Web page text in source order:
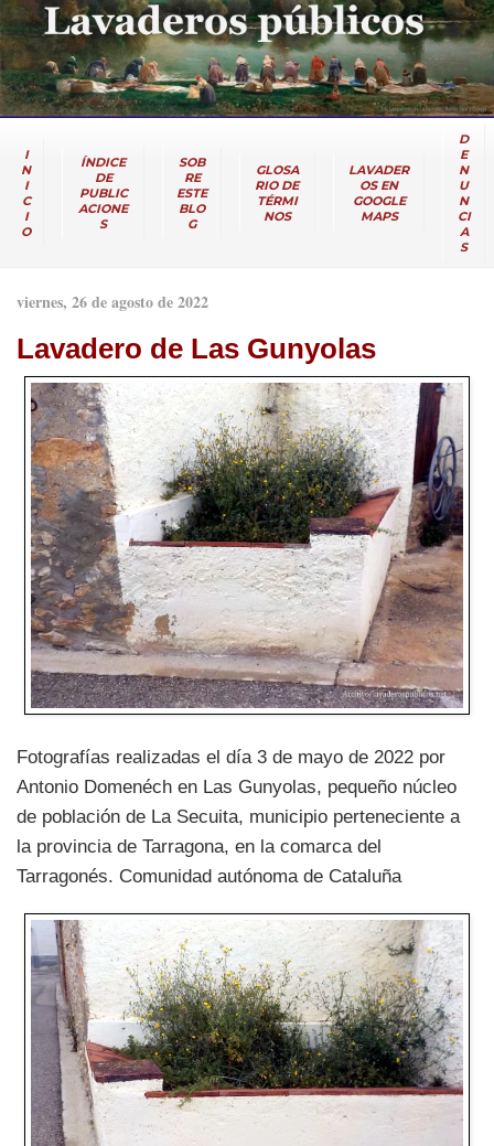
I
N
I
C
I
O
ÍNDICE
DE
PUBLIC
ACIONE
S
SOB
RE
ESTE
BLO
G
GLOSA
RIO DE
TÉRMI
NOS
LAVADER
OS EN
GOOGLE
MAPS
D
E
N
U
N
CI
A
S
viernes, 26 de agosto de 2022
Lavadero de Las Gunyolas
Fotografías realizadas el día 3 de mayo de 2022 por
Antonio Domenéch en Las Gunyolas, pequeño núcleo
de población de La Secuita, municipio perteneciente a
la provincia de Tarragona, en la comarca del
Tarragonés. Comunidad autónoma de Cataluña